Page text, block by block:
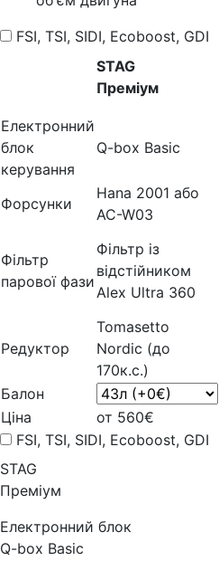
FSI, TSI, SIDI, Ecoboost, GDI
STAG
Преміум
Електронний
блок
керування
Q-box Basic
Форсунки
Hana 2001 або
AC-W03
Фільтр
парової фази
Фільтр із
відстійником
Alex Ultra 360
Редуктор
Tomasetto
Nordic (до
170к.с.)
Балон
Ціна
от 560€
FSI, TSI, SIDI, Ecoboost, GDI
STAG
Преміум
Електронний блок
Q-box Basic